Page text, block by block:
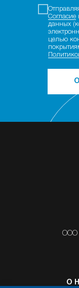
Согласие
данных
целью
ООО
О